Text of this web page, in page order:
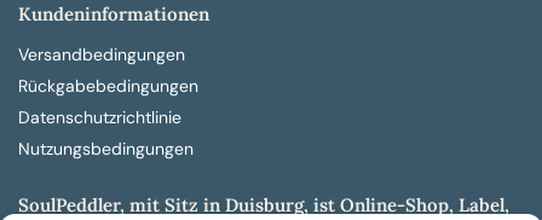
Kundeninformationen
Versandbedingungen
Rückgabebedingungen
Datenschutzrichtlinie
Nutzungsbedingungen
SoulPeddler, mit Sitz in Duisburg, ist Online-Shop, Label,